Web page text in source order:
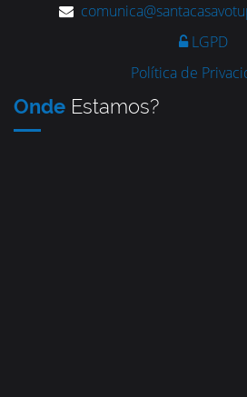
LGPD
Política de
Onde Estamos?